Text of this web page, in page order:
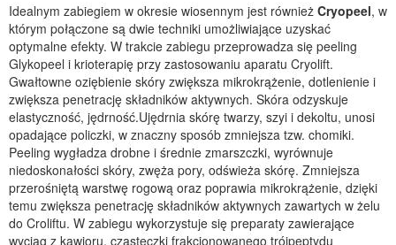
Idealnym zabiegiem w okresie wiosennym jest również Cryopeel, w
którym połączone są dwie techniki umożliwiające uzyskać
optymalne efekty. W trakcie zabiegu przeprowadza się peeling
Glykopeel i krioterapię przy zastosowaniu aparatu Cryolift.
Gwałtowne oziębienie skóry zwiększa mikrokrążenie, dotlenienie i
zwiększa penetrację składników aktywnych. Skóra odzyskuje
elastyczność, jędrność.Ujędrnia skórę twarzy, szyi i dekoltu, unosi
opadające policzki, w znaczny sposób zmniejsza tzw. chomiki.
Peeling wygładza drobne i średnie zmarszczki, wyrównuje
niedoskonałości skóry, zwęża pory, odświeża skórę. Zmniejsza
przerośniętą warstwę rogową oraz poprawia mikrokrążenie, dzięki
temu zwiększa penetrację składników aktywnych zawartych w żelu
do Croliftu. W zabiegu wykorzystuje się preparaty zawierające
wyciąg z kawioru, cząsteczki frakcjonowanego trójpeptydu